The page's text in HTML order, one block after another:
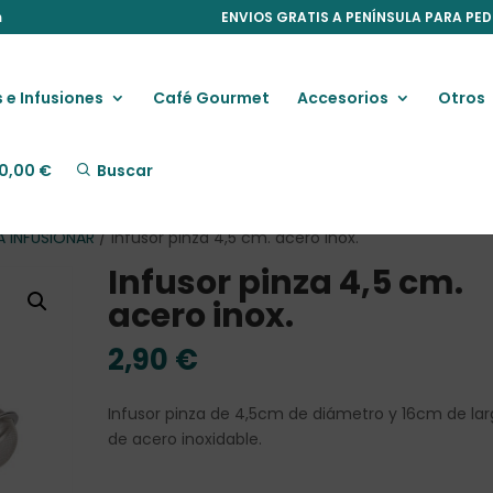
ENVIOS GRATIS A PENÍNSULA PARA
e Infusiones Café Gourmet Accesorios Otros
0,00 € Buscar
INFUSIONAR/ Infusor pinza 4,5 cm. acero inox.
Infusor pinza 4,5 cm.
acero inox.
2,90 €
Infusor pinza de 4,5cm de diámetro y 16cm de
de acero inoxidable.